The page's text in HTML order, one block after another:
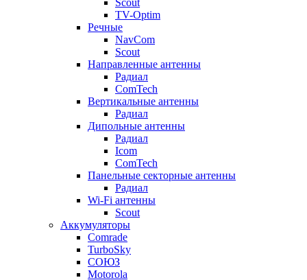
Scout
TV-Optim
Речные
NavCom
Scout
Направленные антенны
Радиал
ComTech
Вертикальные антенны
Радиал
Дипольные антенны
Радиал
Icom
ComTech
Панельные секторные антенны
Радиал
Wi-Fi антенны
Scout
Аккумуляторы
Comrade
TurboSky
СОЮЗ
Motorola